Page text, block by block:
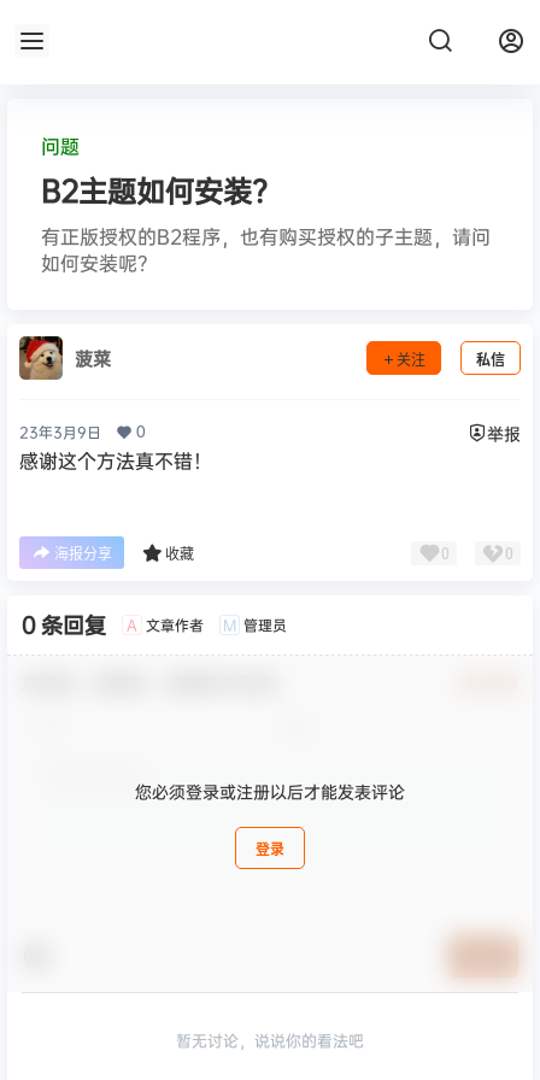
问题
B2主题如何安装？
有正版授权的B2程序，也有购买授权的子主题，请问
如何安装呢？
菠菜 关注 私信
23年3月9日 0 举报
感谢这个方法真不错！
海报分享 收藏 0 0
0 条回复 A 文章作者 M 管理员
您必须登录或注册以后才能发表评论
登录
暂无讨论，说说你的看法吧